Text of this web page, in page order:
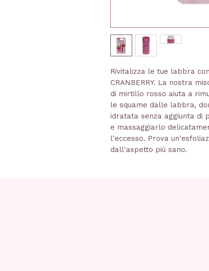
Rivitalizza le tue labbra
CRANBERRY. La nostra
di mirtillo rosso aiuta a
le squame dalle labbra,
idratata senza aggiunta di
e massaggiarlo
l'eccesso. Prova
dall'aspetto più sano.